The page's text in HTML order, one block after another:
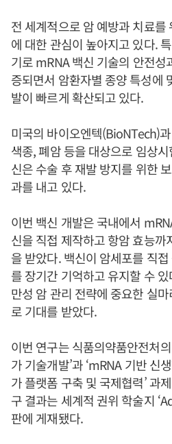
전 세계적으로 암 예방과 치료를
에 대한 관심이 높아지고 있다.
기로 mRNA 백신 기술의 안전성
증되면서 암환자별 종양 특성에
발이 빠르게 확산되고 있다.
미국의 바이오엔텍(BioNTech)
색종, 폐암 등을 대상으로 임상
신은 수술 후 재발 방지를 위한
과를 내고 있다.
이번 백신 개발은 국내에서
신을 직접 제작하고 항암 효능까
을 받았다. 백신이 암세포를 직
를 장기간 기억하고 유지할 수
만성 암 관리 전략에 중요한 실
로 기대를 받았다.
이번 연구는 식품의약품안전처
가 기술개발’과 ‘mRNA 기반 신
가 플랫폼 구축 및 국제협력’ 과
구 결과는 세계적 권위 학술지
판에 게재됐다.